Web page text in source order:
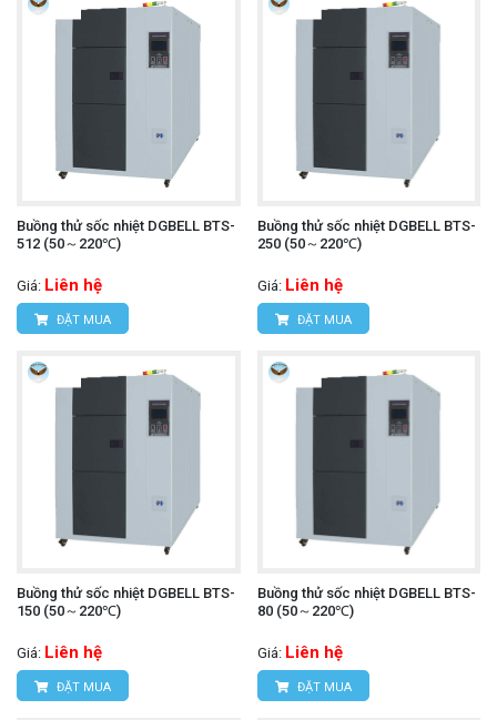
Buồng thử sốc nhiệt DGBELL BTS-
512 (50～220℃)
Giá: Liên hệ
ĐẶT MUA
Buồng thử sốc nhiệt DGBELL BTS-
250 (50～220℃)
Giá: Liên hệ
ĐẶT MUA
Buồng thử sốc nhiệt DGBELL BTS-
150 (50～220℃)
Giá: Liên hệ
ĐẶT MUA
Buồng thử sốc nhiệt DGBELL BTS-
80 (50～220℃)
Giá: Liên hệ
ĐẶT MUA